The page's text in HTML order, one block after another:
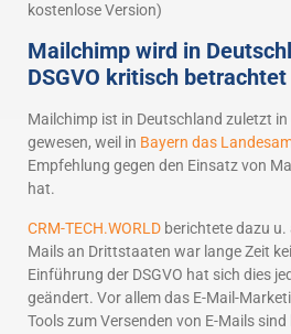
kostenlose Version)
Mailchimp wird in
DSGVO kritisch betrachtet
Mailchimp ist in Deutschland zuletzt in
gewesen, weil in Bayern das
Empfehlung gegen den Einsatz von
hat.
CRM-TECH.WORLD berichtete dazu u.
Mails an Drittstaaten war lange Zeit
Einführung der DSGVO hat sich dies
geändert. Vor allem das E-Mail-
Tools zum Versenden von E-Mails